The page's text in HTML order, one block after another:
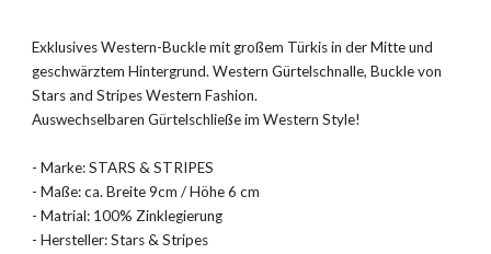
Exklusives Western-Buckle mit großem Türkis in der Mitte und
geschwärztem Hintergrund. Western Gürtelschnalle, Buckle von
Stars and Stripes Western Fashion.
Auswechselbaren Gürtelschließe im Western Style!
- Marke: STARS & STRIPES
- Maße: ca. Breite 9cm / Höhe 6 cm
- Matrial: 100% Zinklegierung
- Hersteller: Stars & Stripes